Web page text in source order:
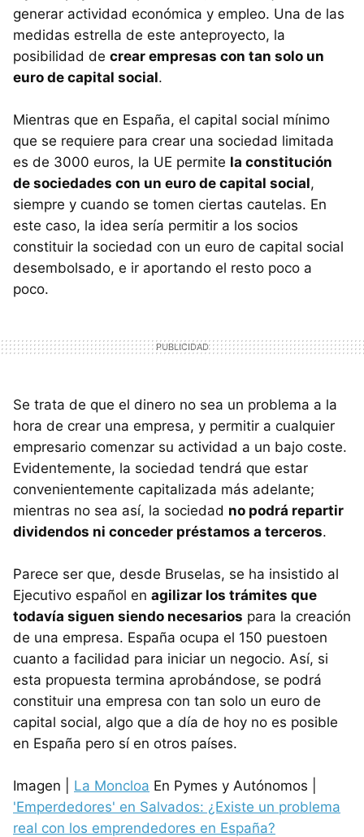
generar actividad económica y empleo. Una de las
medidas estrella de este anteproyecto, la
posibilidad de crear empresas con tan solo un
euro de capital social.
Mientras que en España, el capital social mínimo
que se requiere para crear una sociedad limitada
es de 3000 euros, la UE permite la constitución
de sociedades con un euro de capital social,
siempre y cuando se tomen ciertas cautelas. En
este caso, la idea sería permitir a los socios
constituir la sociedad con un euro de capital social
desembolsado, e ir aportando el resto poco a
poco.
Se trata de que el dinero no sea un problema a la
hora de crear una empresa, y permitir a cualquier
empresario comenzar su actividad a un bajo coste.
Evidentemente, la sociedad tendrá que estar
convenientemente capitalizada más adelante;
mientras no sea así, la sociedad no podrá repartir
dividendos ni conceder préstamos a terceros.
Parece ser que, desde Bruselas, se ha insistido al
Ejecutivo español en agilizar los trámites que
todavía siguen siendo necesarios para la creación
de una empresa. España ocupa el 150 puestoen
cuanto a facilidad para iniciar un negocio. Así, si
esta propuesta termina aprobándose, se podrá
constituir una empresa con tan solo un euro de
capital social, algo que a día de hoy no es posible
en España pero sí en otros países.
Imagen | La Moncloa En Pymes y Autónomos |
'Emperdedores' en Salvados: ¿Existe un problema
real con los emprendedores en España?